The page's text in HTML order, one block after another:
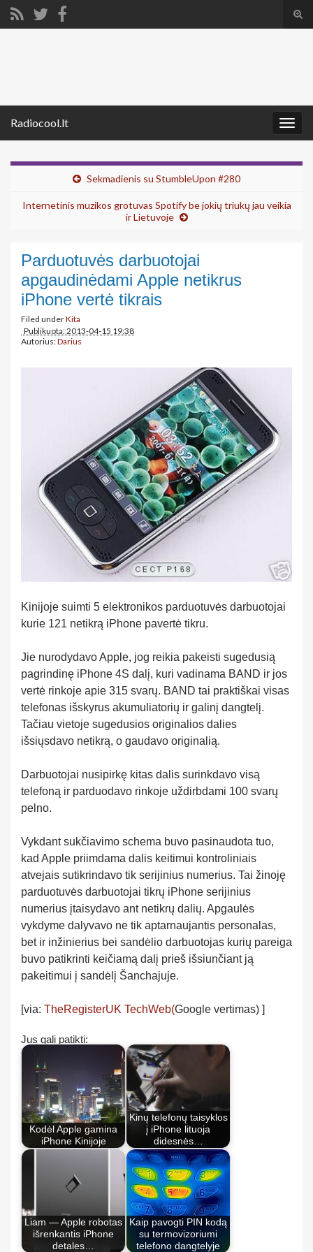
Radiocool.lt
Sekmadienis su StumbleUpon #280
Internetinis muzikos grotuvas Spotify be jokių triukų jau veikia
ir Lietuvoje
Parduotuvės darbuotojai
apgaudinėdami Apple netikrus
iPhone vertė tikrais
Filed underKita
Publikuota: 2013-04-15 19:38
Autorius:Darius
Kinijoje suimti 5 elektronikos parduotuvės darbuotojai
kurie 121 netikrą iPhone pavertė tikru.
Jie nurodydavo Apple, jog reikia pakeisti sugedusią
pagrindinę iPhone 4S dalį, kuri vadinama BAND ir jos
vertė rinkoje apie 315 svarų. BAND tai praktiškai visas
telefonas išskyrus akumuliatorių ir galinį dangtelį.
Tačiau vietoje sugedusios originalios dalies
išsiųsdavo netikrą, o gaudavo originalią.
Darbuotojai nusipirkę kitas dalis surinkdavo visą
telefoną ir parduodavo rinkoje uždirbdami 100 svarų
pelno.
Vykdant sukčiavimo schema buvo pasinaudota tuo,
kad Apple priimdama dalis keitimui kontroliniais
atvejais sutikrindavo tik serijinius numerius. Tai žinoję
parduotuvės darbuotojai tikrų iPhone serijinius
numerius įtaisydavo ant netikrų dalių. Apgaulės
vykdyme dalyvavo ne tik aptarnaujantis personalas,
bet ir inžinierius bei sandėlio darbuotojas kurių pareiga
buvo patikrinti keičiamą dalį prieš išsiunčiant ją
pakeitimui į sandėlį Šanchajuje.
[via: TheRegisterUK TechWeb(Google vertimas) ]
Jus gali patikti:
Kodėl Apple gamina
iPhone Kinijoje
Kinų telefonų taisyklos
į iPhone lituoja
didesnės…
Liam — Apple robotas
išrenkantis iPhone
detales…
Kaip pavogti PIN kodą
su termovizoriumi
telefono dangtelyje